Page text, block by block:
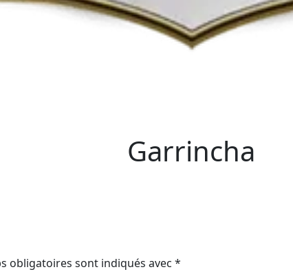
Garrincha
obligatoires sont indiqués avec *